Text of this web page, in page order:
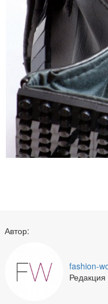
Автор:
fashion-
Редакция